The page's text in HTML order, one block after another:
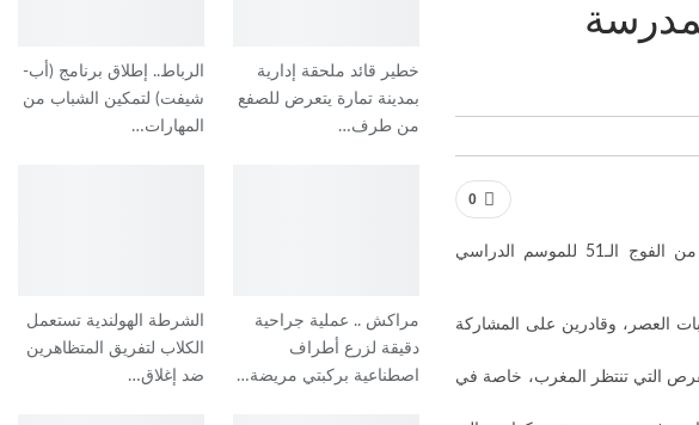
حفل تخرج وتكريم خريجي الفوج الـ51 للمدرسة
0
– نظمت المدرسة الحسنية للأشغال العمومية، اليوم الجمعة، حفل تخرج وتوزيع جوائز التميز على 249 خريجًا من الفوج الـ51 للموسم الدراسي
العصر، وقادرين على المشاركة
التي تنتظر المغرب، خاصة في
خطير قائد ملحقة إدارية
بمدينة تمارة يتعرض للصفع
من طرف…
الرباط.. إطلاق برنامج (أب-
شيفت) لتمكين الشباب من
المهارات…
مراكش .. عملية جراحية
دقيقة لزرع أطراف
اصطناعية بركبتي مريضة…
الشرطة الهولندية تستعمل
الكلاب لتفريق المتظاهرين
ضد إغلاق…